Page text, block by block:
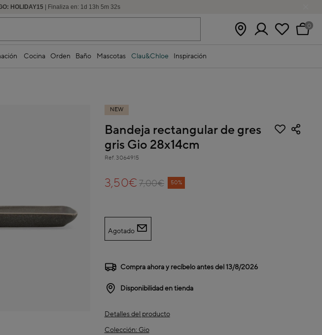
HOLIDAY15 | Finaliza en: 1d 13 h 5m 32s
SEGUNDAS REBAJAS
0
Cocina Orden Baño Mascotas Clau&Chloe Inspiración
NEW
Bandeja rectangular de gres
gris Gio 28x14cm
Ref. 3064915
Price reduced from
7,00€
to 50%
3,50€
Agotado
Compra ahora y recíbelo antes del13/8/2026
Disponibilidad en tienda
Detalles del producto
Colección: Gio